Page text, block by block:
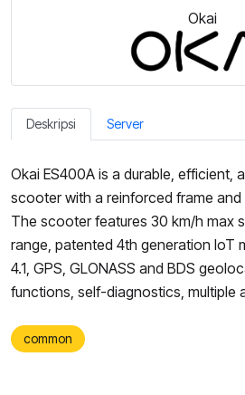
Okai
Deskripsi Server
Okai ES400A is a durable, efficient,
scooter with a reinforced frame and
The scooter features 30 km/h max
range, patented 4th generation IoT
4.1, GPS, GLONASS and BDS
functions, self-diagnostics, multiple
common